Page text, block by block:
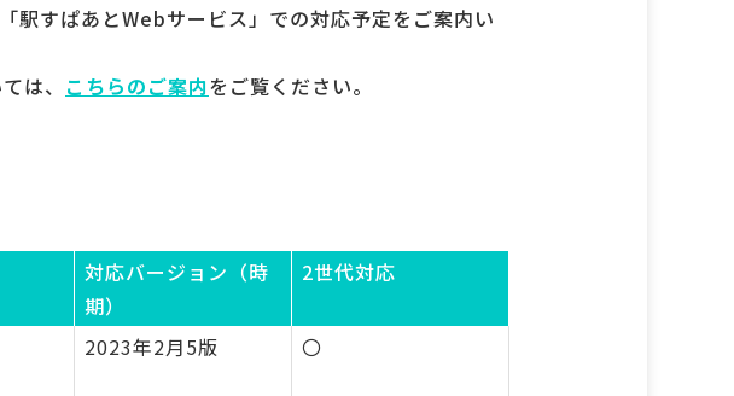
駅すぱあとWebサービス」での対応予定をご案内い
は、 こちらのご案内をご覧ください。
対応バージョン（時
期）
2世代対応
2023年2月5版 〇